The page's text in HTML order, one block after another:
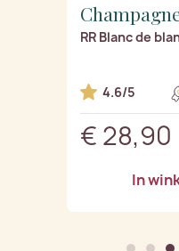
RR Blanc de
4.6/5
€ 28,90
In